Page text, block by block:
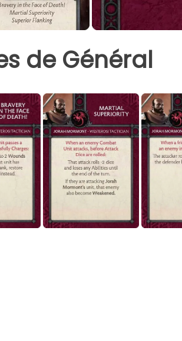
de Général